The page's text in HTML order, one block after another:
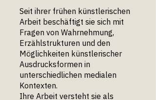
Seit ihrer frühen künstlerischen
Arbeit beschäftigt sie sich mit
Fragen von Wahrnehmung,
Erzählstrukturen und den
Möglichkeiten künstlerischer
Ausdrucksformen in
unterschiedlichen medialen
Kontexten.
Ihre Arbeit versteht sie als